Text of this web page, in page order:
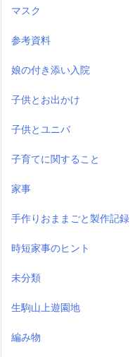
マスク
参考資料
娘の付き添い入院
子供とお出かけ
子供とユニバ
子育てに関すること
家事
手作りおままごと製作記録
時短家事のヒント
未分類
生駒山上遊園地
編み物